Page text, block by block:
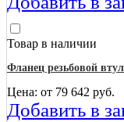
Товар в наличии
Фланец резьбовой
Цена: от 79 642 руб.
Добавить в